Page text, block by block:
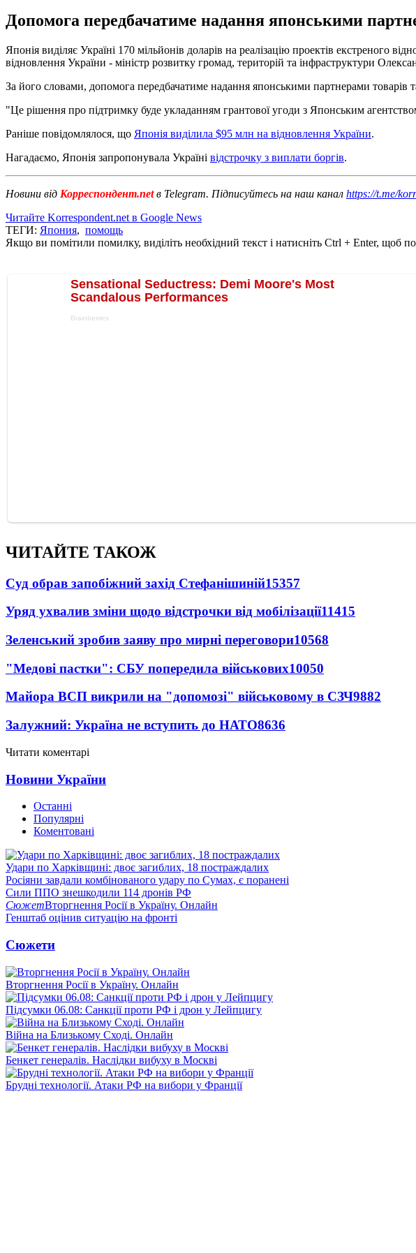
Допомога передбачатиме надання японськими
Японія виділяє Україні 170 мільйонів доларів на реалізацію проектів екстреного
відновлення України - міністр розвитку громад, територій та інфраструктури
За його словами, допомога передбачатиме надання японськими партнерами товарів
"Це рішення про підтримку буде укладанням грантової угоди з Японським
Раніше повідомлялося, що Японія виділила $95 млн на відновлення України.
Нагадаємо, Японія запропонувала Україні відстрочку з виплати боргів.
Новини від Корреспондент.netв Telegram. Підписуйтесь на наш канал https://t.me/
Читайте Korrespondent.net в Google News
ТЕГИ: Япония, помощь
Якщо ви помітили помилку, виділіть необхідний текст і натисніть Ctrl + Enter, щоб
ЧИТАЙТЕ ТАКОЖ
Суд обрав запобіжний захід Стефанішиній15357
Уряд ухвалив зміни щодо відстрочки від мобілізації11415
Зеленський зробив заяву про мирні переговори10568
"Медові пастки": СБУ попередила військових10050
Майора ВСП викрили на "допомозі" військовому в СЗЧ9882
Залужний: Україна не вступить до НАТО8636
Читати коментарі
Новини України
Останні
Популярні
Коментовані
Удари по Харківщині: двоє загиблих, 18 постраждалих
Росіяни завдали комбінованого удару по Сумах, є поранені
Сили ППО знешкодили 114 дронів РФ
СюжетВторгнення Росії в Україну. Онлайн
Генштаб оцінив ситуацію на фронті
Сюжети
Вторгнення Росії в Україну. Онлайн
Підсумки 06.08: Санкції проти РФ і дрон у Лейпцигу
Війна на Близькому Сході. Онлайн
Бенкет генералів. Наслідки вибуху в Москві
Брудні технології. Атаки РФ на вибори у Франції